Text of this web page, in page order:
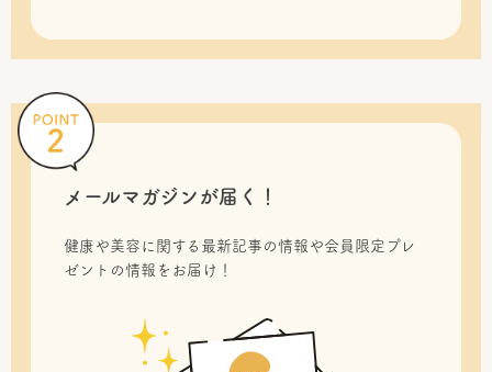
メールマガジンが届く！
健康や美容に関する最新記事の情報や会員限定プレ
ゼントの情報をお届け！